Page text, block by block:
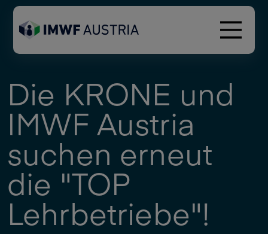
Die KRONE und
IMWF Austria
suchen erneut
die "TOP
Lehrbetriebe"!